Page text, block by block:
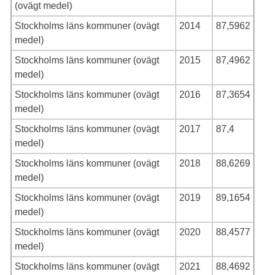
(ovägt medel)
Stockholms läns kommuner (ovägt
medel)
2014 87,5962
Stockholms läns kommuner (ovägt
medel)
2015 87,4962
Stockholms läns kommuner (ovägt
medel)
2016 87,3654
Stockholms läns kommuner (ovägt
medel)
2017 87,4
Stockholms läns kommuner (ovägt
medel)
2018 88,6269
Stockholms läns kommuner (ovägt
medel)
2019 89,1654
Stockholms läns kommuner (ovägt
medel)
2020 88,4577
Stockholms läns kommuner (ovägt
2021 88,4692